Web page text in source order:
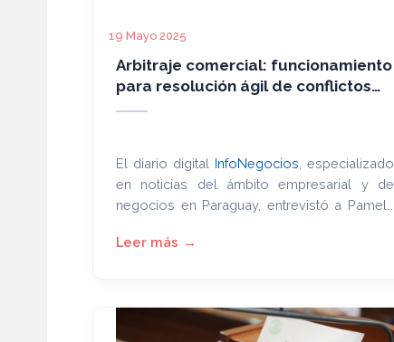
19 Mayo 2025
Arbitraje comercial: funcionamiento
para resolución ágil de conflictos
empresariales
El diario digital InfoNegocios , especializado
en noticias del ámbito empresarial y de
negocios en Paraguay, entrevistó a Pamela
Arbitraje y Mediación del Paraguay (CAMP),
empresas paraguayas.